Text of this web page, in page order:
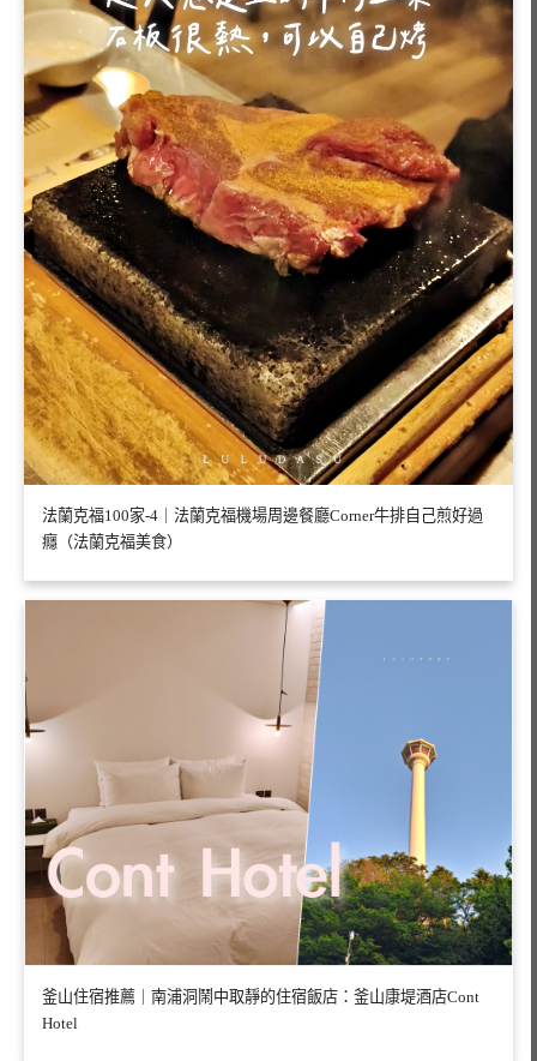
法蘭克福100家-4｜法蘭克福機場周邊餐廳Corner牛排自己煎好過
癮（法蘭克福美食）
釜山住宿推薦｜南浦洞鬧中取靜的住宿飯店：釜山康堤酒店Cont
Hotel